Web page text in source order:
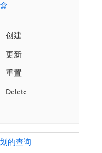
创建
更新
重置
Delete
的查询